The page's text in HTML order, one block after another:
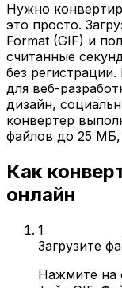
Нужно
это просто.
Format (GIF) и
считанные
без
для веб-
дизайн,
конвертер
файлов до 25
Как
онлайн
1
Загрузите
Нажмите на